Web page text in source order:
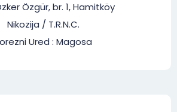
Özgür, br. 1, Hamitköy
Nikozija / T.R.N.C.
Ured : Magosa